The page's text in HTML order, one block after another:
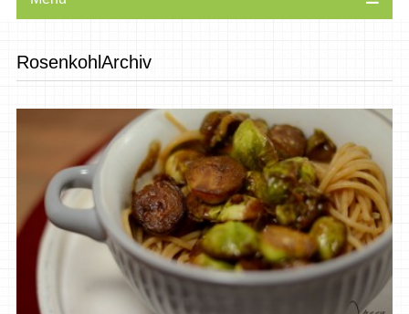
RosenkohlArchiv